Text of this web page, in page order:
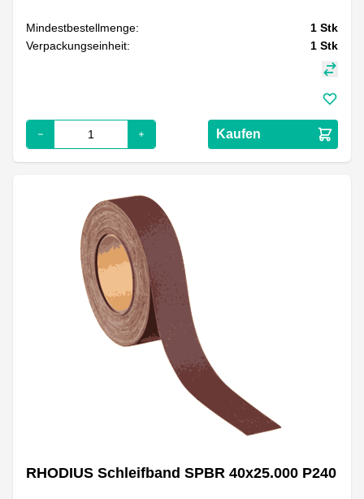
Mindestbestellmenge: 1 Stk
Verpackungseinheit:
1 Stk
Kaufen
RHODIUS Schleifband SPBR 40x25.000 P240